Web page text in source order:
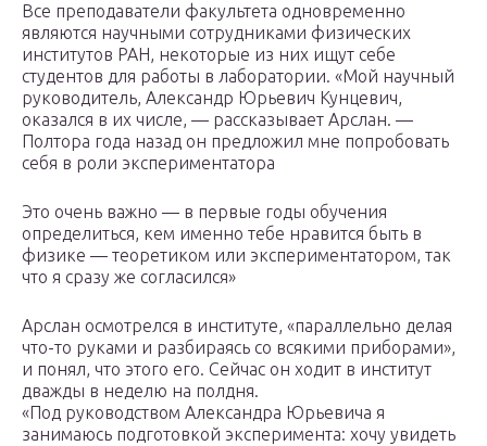
Все преподаватели факультета одновременно
являются научными сотрудниками физических
институтов РАН, некоторые из них ищут себе
студентов для работы в лаборатории. «Мой научный
руководитель, Александр Юрьевич Кунцевич,
оказался в их числе, — рассказывает Арслан. —
Полтора года назад он предложил мне попробовать
себя в роли экспериментатора
Это очень важно — в первые годы обучения
определиться, кем именно тебе нравится быть в
физике — теоретиком или экспериментатором, так
что я сразу же согласился»
Арслан осмотрелся в институте, «параллельно делая
что-то руками и разбираясь со всякими приборами»,
и понял, что этого его. Сейчас он ходит в институт
дважды в неделю на полдня.
«Под руководством Александра Юрьевича я
занимаюсь подготовкой эксперимента: хочу увидеть